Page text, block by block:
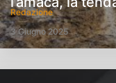
Redazione
3 Giugno 2025